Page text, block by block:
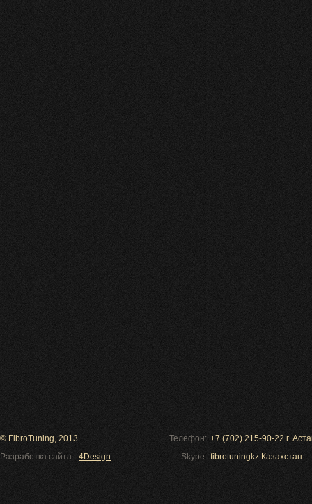
© FibroTuning, 2013
Разработка сайта - 4Design
Телефон: +7 (702) 215-90-22 г.
Skype: fibrotuningkz Казахстан